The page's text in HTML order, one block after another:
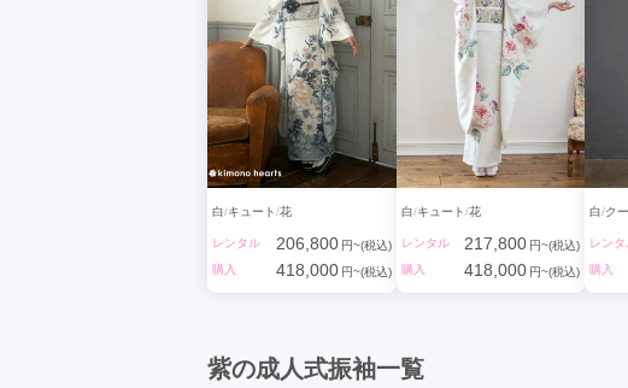
かわいいだけじゃ物足りな
スタイリッシュな辛口コ
目指すのは、かわいくてか
白 キュート 花
レンタル 206,800 円~(税込)
購入
418,000 円~(税込)
白 キュート 花
レンタル 217,800 円~(税込)
購入
418,000 円~(税込)
白 ク
レンタ
購入
紫の成人式振袖一覧